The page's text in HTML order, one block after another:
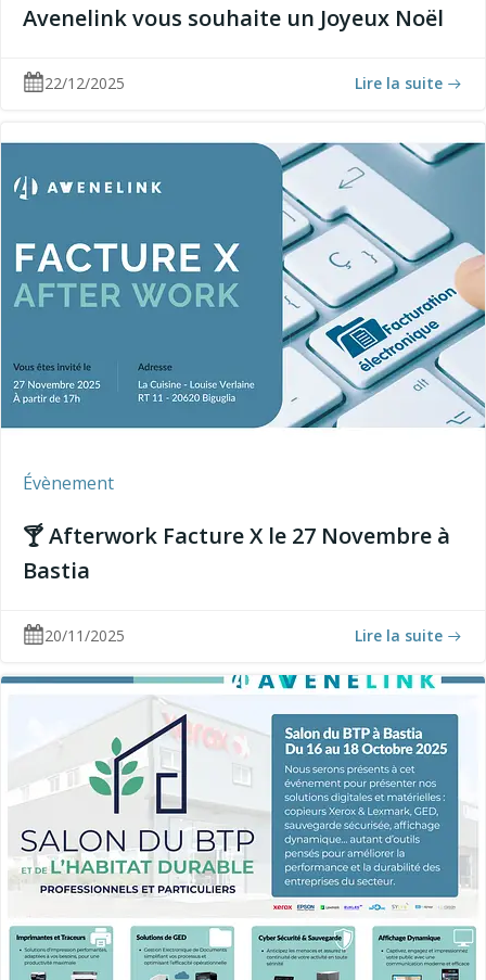
Avenelink vous souhaite un Joyeux Noël
22/12/2025 Lire la suite
Évènement
🍸 Afterwork Facture X le 27 Novembre à
Bastia
20/11/2025 Lire la suite